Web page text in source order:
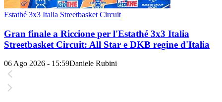
Estathé 3x3 Italia Streetbasket Circuit
Gran finale a Riccione per l'Estathé 3x3 Italia
Streetbasket Circuit: All Star e DKB regine d'Italia
06 Ago 2026 - 15:59Daniele Rubini